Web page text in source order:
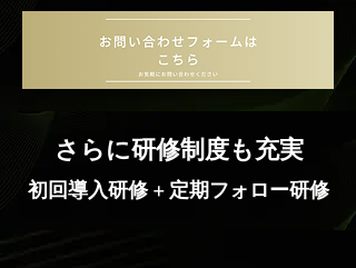
さらに研修制度も充実
初回導入研修 + 定期フォロー研修